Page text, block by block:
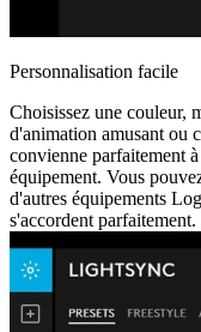
Personnalisation facile
Choisissez une couleur,
d'animation amusant ou
convienne parfaitement
équipement. Vous
d'autres équipements
s'accordent parfaitement.